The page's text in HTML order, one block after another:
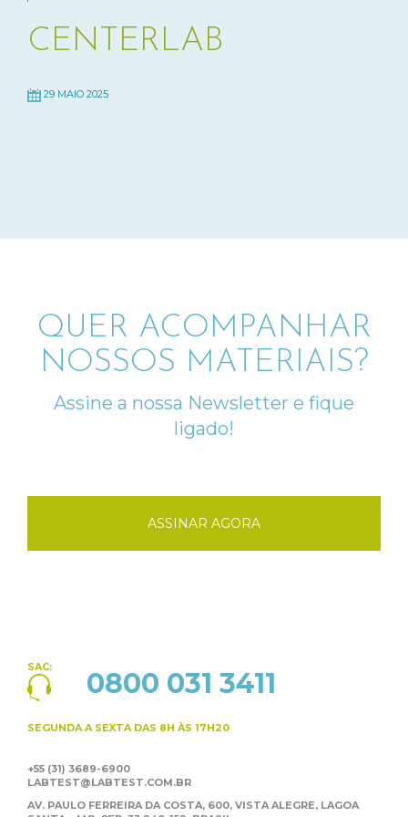
CENTERLAB
29 MAIO 2025
QUER ACOMPANHAR
NOSSOS MATERIAIS?
Assine a nossa Newsletter e fique
ligado!
ASSINAR AGORA
SAC: 0800 031 3411
SEGUNDA A SEXTA DAS 8H ÀS 17H20
+55 (31) 3689-6900
LABTEST@LABTEST.COM.BR
AV. PAULO FERREIRA DA COSTA, 600, VISTA ALEGRE, LAGOA